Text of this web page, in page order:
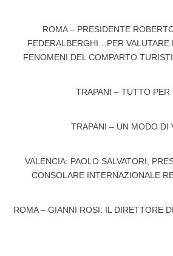
ROMA – PRESIDENTE
FEDERALBERGHI…PER VALUTARE
FENOMENI DEL COMPARTO
TRAPANI – TUTTO PER
TRAPANI – UN MODO DI
VALENCIA: PAOLO SALVATORI,
CONSOLARE INTERNAZIONALE
ROMA – GIANNI ROSI: IL DIRETTORE